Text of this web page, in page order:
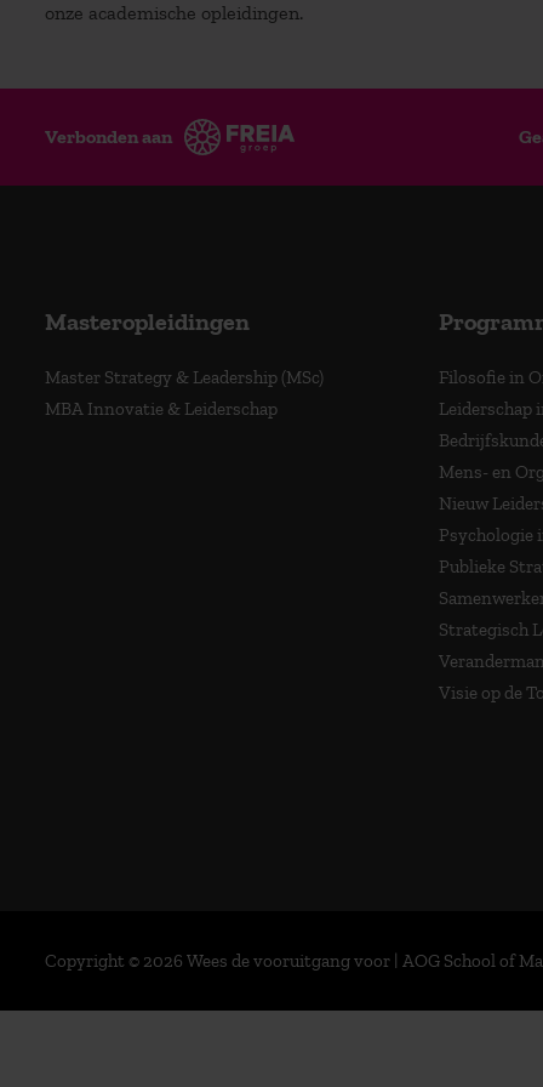
onze academische opleidingen.
Verbonden aan
Masteropleidingen
Master Strategy & Leadership (MSc)
MBA Innovatie & Leiderschap
Filosofie in
Leiderschap
Mens- en
Nieuw
Psychologie
Publieke
Strategisch
Visie op de
Copyright © 2026 Wees de vooruitgang voor | AOG School of